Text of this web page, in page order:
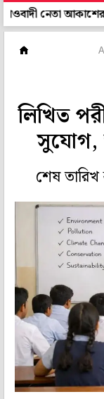
নেতা আকাশের তথ্য
লিখিত
শেষ